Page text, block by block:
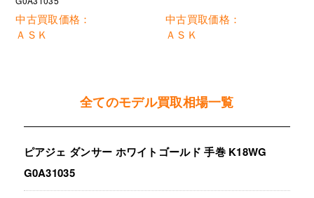
中古買取価格：
ＡＳＫ
中古買取価格：
ＡＳＫ
全てのモデル買取相場一覧
ピアジェ ダンサー ホワイトゴールド 手巻 K18WG
G0A31035